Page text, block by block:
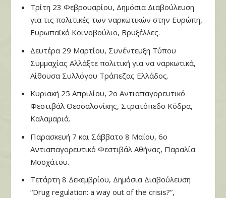
Τρίτη 23 Φεβρουαρίου, Δημόσια Διαβούλευση
για τις πολιτικές των ναρκωτικών στην Ευρώπη,
Ευρωπαϊκό Κοινοβούλιο, Βρυξέλλες.
Δευτέρα 29 Μαρτίου, Συνέντευξη Τύπου
Συμμαχίας Αλλάξτε πολιτική για να ναρκωτικά,
Αίθουσα Συλλόγου Τράπεζας Ελλάδος.
Κυριακή 25 Απριλίου, 2ο Αντιαπαγορευτικό
Φεστιβάλ Θεσσαλονίκης, Στρατόπεδο Κόδρα,
Καλαμαριά.
Παρασκευή 7 και Σάββατο 8 Μαΐου, 6ο
Αντιαπαγορευτικό Φεστιβάλ Αθήνας, Παραλία
Μοσχάτου.
Τετάρτη 8 Δεκεμβρίου, Δημόσια Διαβούλευση
“Drug regulation: a way out of the crisis?”,